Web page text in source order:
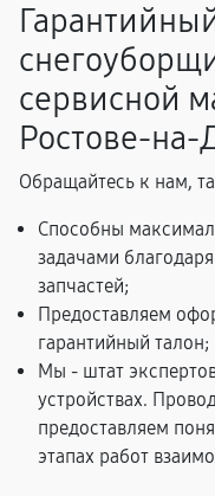
сервисной
Ростове-на-
Обращайтесь к нам,
Способны
задачами
запчастей;
Предоставляем
гарантийный талон;
Мы - штат
устройствах.
предоставляем
этапах работ